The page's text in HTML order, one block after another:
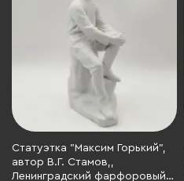
Статуэтка "Максим Горький",
автор В.Г. Стамов,,
Ленинградский фарфоровый